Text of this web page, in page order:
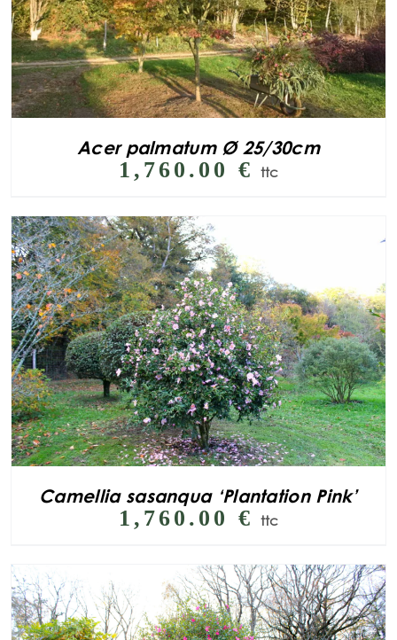
Acer palmatum Ø 25/30cm
1,760.00 € ttc
Camellia sasanqua ‘Plantation Pink’
1,760.00 € ttc